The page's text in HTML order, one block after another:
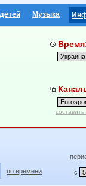
Музыка
по времени с